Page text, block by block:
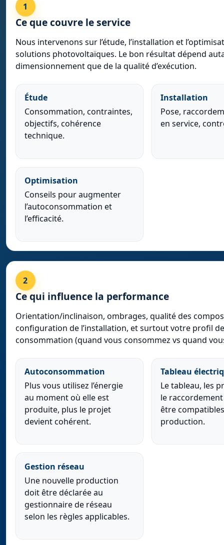
1
Ce que couvre le service
Nous intervenons sur l’étude, l’installation et
solutions photovoltaïques. Le bon résultat dépend
dimensionnement que de la qualité d’exécution.
Étude
Consommation, contraintes,
objectifs, cohérence
technique.
Installation
Pose,
en service,
Optimisation
Conseils pour augmenter
l’autoconsommation et
l’efficacité.
2
Ce qui influence la performance
Orientation/inclinaison, ombrages, qualité des
configuration de l’installation, et surtout votre profil de
consommation (quand vous consommez vs quand
Autoconsommation
Plus vous utilisez l’énergie
au moment où elle est
produite, plus le projet
devient cohérent.
Tableau
Le tableau, les
le
être
production.
Gestion réseau
Une nouvelle production
doit être déclarée au
gestionnaire de réseau
selon les règles applicables.